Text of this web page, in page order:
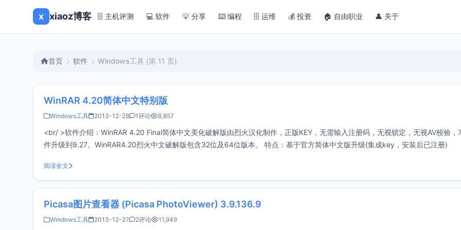
x xiaoz博客 🗄️ 主机评测 💻 软件 💡 分享 ⌨️ 编程 🗄️ 运维 💰 投资 🏠 自由职业 👤 关于
首页 软件 Windows工具 (第 11 页)
WinRAR 4.20简体中文特别版
Windows工具 2013-12-28 1评论 8,857
<br/ >软件介绍：WinRAR 4.20 Final简体中文美化破解版由烈火汉化制作，正版KEY，无需输入注册码，无视锁定，无视AV校验
件升级到9.27。WinRAR4.20烈火中文破解版包含32位及64位版本。 特点：基于官方简体中文版升级(集成key，安装后已注册)
阅读全文
Picasa图片查看器 (Picasa PhotoViewer) 3.9.136.9
Windows工具 2013-12-27 2评论 11,949